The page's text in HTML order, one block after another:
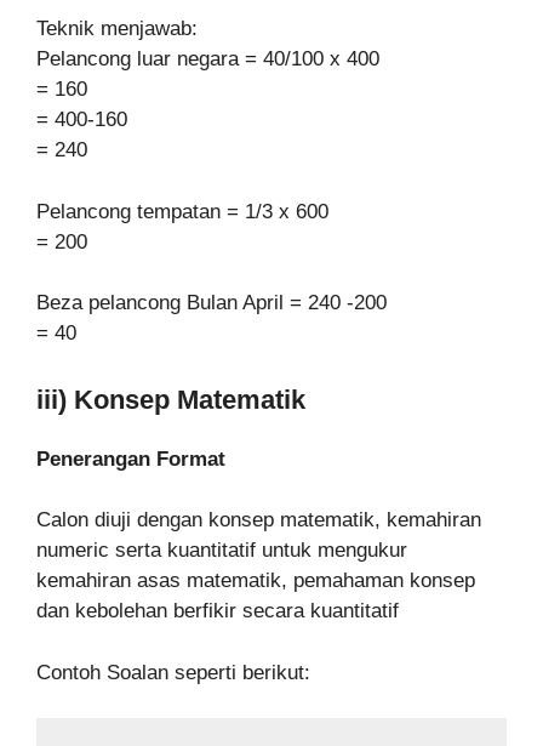
Teknik menjawab:
Pelancong luar negara = 40/100 x 400
= 160
= 400-160
= 240
Pelancong tempatan = 1/3 x 600
= 200
Beza pelancong Bulan April = 240 -200
= 40
iii) Konsep Matematik
Penerangan Format
Calon diuji dengan konsep matematik, kemahiran
numeric serta kuantitatif untuk mengukur
kemahiran asas matematik, pemahaman konsep
dan kebolehan berfikir secara kuantitatif
Contoh Soalan seperti berikut: